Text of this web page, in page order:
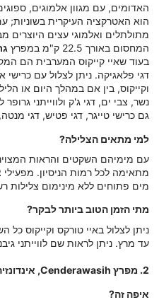
האדומים, עם מגוון אלמוגים,
הוא האטרקציה העיקרית בשוניות;
מתולתלים ואלמוגי עצים היוצרים
המחסום באורך 22.5 ק"מ במפרץ
בעוד שאיי קייקוס המערבית הם
דגי פלאגיקה. ניתן לצלול עם כרישי
וקייקוס, בין אם במהלך היום או
נשר, צבי ים, דגי ג'ק ולווייתני
גם כרישי טייגר, דגי פטיש, דגי מנטה,
למי מתאים הצלילה?
עם מימיהם השקטים והראות
מתאימה לכל רמות הניסיון.
מים פתוחים ללא מינימום צלילות
מתי הזמן הטוב ביותר לבקר?
ניתן לצלול באיי טורקס וקייקוס
עד מרץ. ניתן לראות שם לווייתני
2. מפרץ Cenderawasih, אינדונזיה
איפה זה?